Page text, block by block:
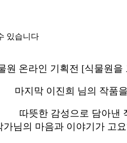
있습니다
원 온라인 기획전 [식물원을
마지막 이진희 님의 작품
따뜻한 감성으로 담아낸
가님의 마음과 이야기가 고